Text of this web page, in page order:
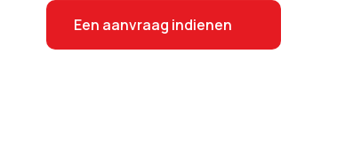
Een aanvraag indienen